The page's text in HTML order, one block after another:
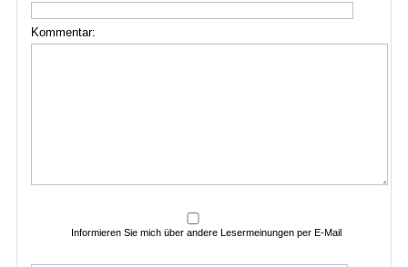
Kommentar:
Informieren Sie mich über andere Lesermeinungen per E-Mail